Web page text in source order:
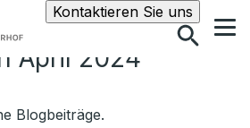
Kontaktieren Sie unsSuche
April 2024
Blogbeiträge.